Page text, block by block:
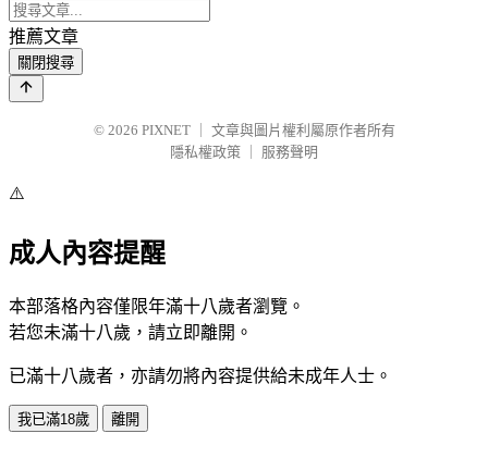
推薦文章
關閉搜尋
© 2026 PIXNET
文章與圖片權利屬原作者所有
隱私權政策
服務聲明
⚠️
成人內容提醒
本部落格內容僅限年滿十八歲者瀏覽。
若您未滿十八歲，請立即離開。
已滿十八歲者，亦請勿將內容提供給未成年人士。
我已滿18歲 離開